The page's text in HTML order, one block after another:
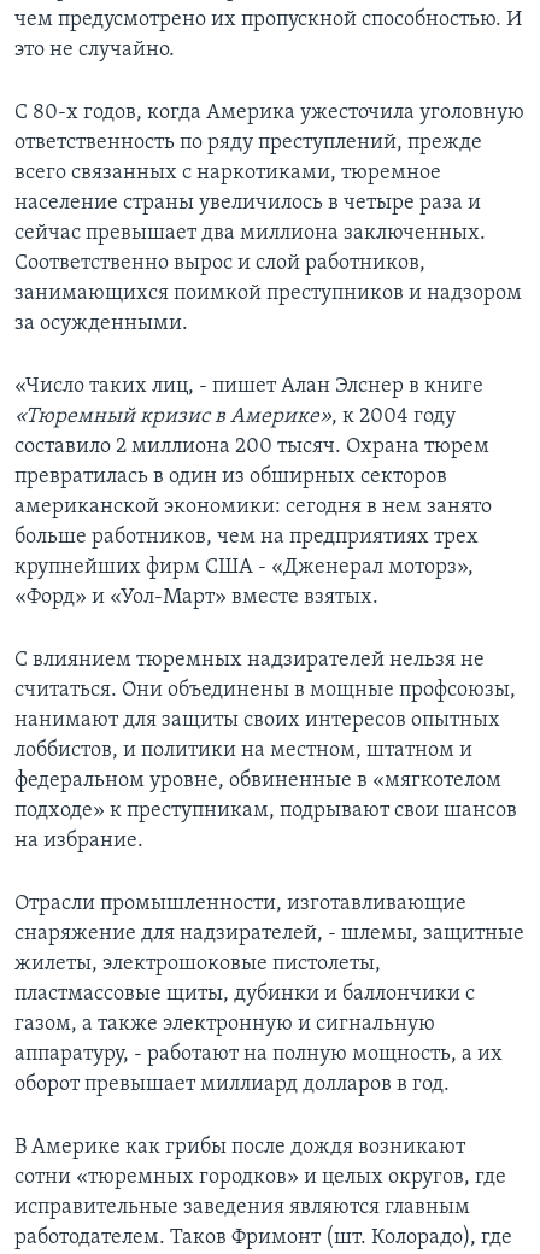
Learning English
СОЦИАЛЬНЫЕ СЕТИ
Языки
чем предусмотрено их пропускной способностью. И
это не случайно.
С 80-х годов, когда Америка ужесточила уголовную
ответственность по ряду преступлений, прежде
всего связанных с наркотиками, тюремное
население страны увеличилось в четыре раза и
сейчас превышает два миллиона заключенных.
Соответственно вырос и слой работников,
занимающихся поимкой преступников и надзором
за осужденными.
«Число таких лиц, - пишет Алан Элснер в книге
«Тюремный кризис в Америке», к 2004 году
составило 2 миллиона 200 тысяч. Охрана тюрем
превратилась в один из обширных секторов
американской экономики: сегодня в нем занято
больше работников, чем на предприятиях трех
крупнейших фирм США - «Дженерал моторз»,
«Форд» и «Уол-Март» вместе взятых.
С влиянием тюремных надзирателей нельзя не
считаться. Они объединены в мощные профсоюзы,
нанимают для защиты своих интересов опытных
лоббистов, и политики на местном, штатном и
федеральном уровне, обвиненные в «мягкотелом
подходе» к преступникам, подрывают свои шансов
на избрание.
Отрасли промышленности, изготавливающие
снаряжение для надзирателей, - шлемы, защитные
жилеты, электрошоковые пистолеты,
пластмассовые щиты, дубинки и баллончики с
газом, а также электронную и сигнальную
аппаратуру, - работают на полную мощность, а их
оборот превышает миллиард долларов в год.
В Америке как грибы после дождя возникают
сотни «тюремных городков» и целых округов, где
исправительные заведения являются главным
работодателем. Таков Фримонт (шт. Колорадо), где